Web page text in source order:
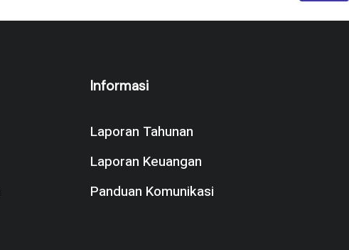
Informasi
Laporan Tahunan
Laporan Keuangan
Panduan Komunikasi